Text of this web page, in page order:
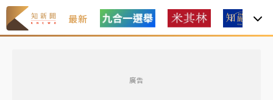
最新
廣告